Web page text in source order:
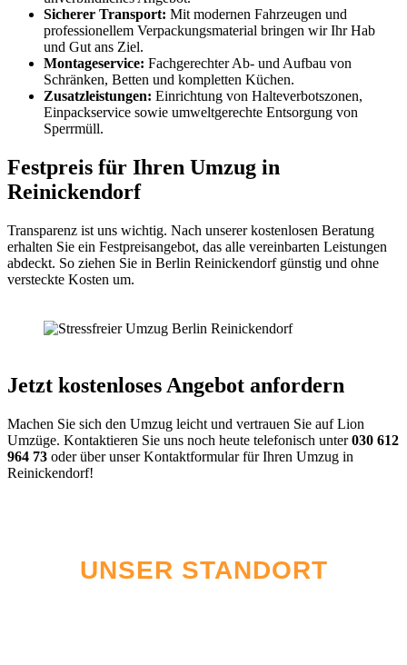
Sicherer Transport: Mit modernen Fahrzeugen und
professionellem Verpackungsmaterial bringen wir Ihr Hab
und Gut ans Ziel.
Montageservice: Fachgerechter Ab- und Aufbau von
Schränken, Betten und kompletten Küchen.
Zusatzleistungen: Einrichtung von Halteverbotszonen,
Einpackservice sowie umweltgerechte Entsorgung von
Sperrmüll.
Festpreis für Ihren Umzug in
Reinickendorf
Transparenz ist uns wichtig. Nach unserer kostenlosen Beratung
erhalten Sie ein Festpreisangebot, das alle vereinbarten Leistungen
abdeckt. So ziehen Sie in Berlin Reinickendorf günstig und ohne
versteckte Kosten um.
Jetzt kostenloses Angebot anfordern
Machen Sie sich den Umzug leicht und vertrauen Sie auf Lion
Umzüge. Kontaktieren Sie uns noch heute telefonisch unter030 612
964 73 oder über unser Kontaktformular für Ihren Umzug in
Reinickendorf!
UNSER STANDORT